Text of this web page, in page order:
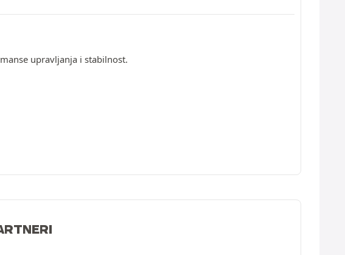
upravljanja i stabilnost.